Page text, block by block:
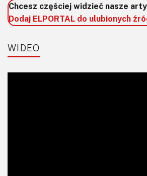
Magazyny
Chcesz częściej widzieć nasze
Dodaj ELPORTAL do ulubionych
WIDEO